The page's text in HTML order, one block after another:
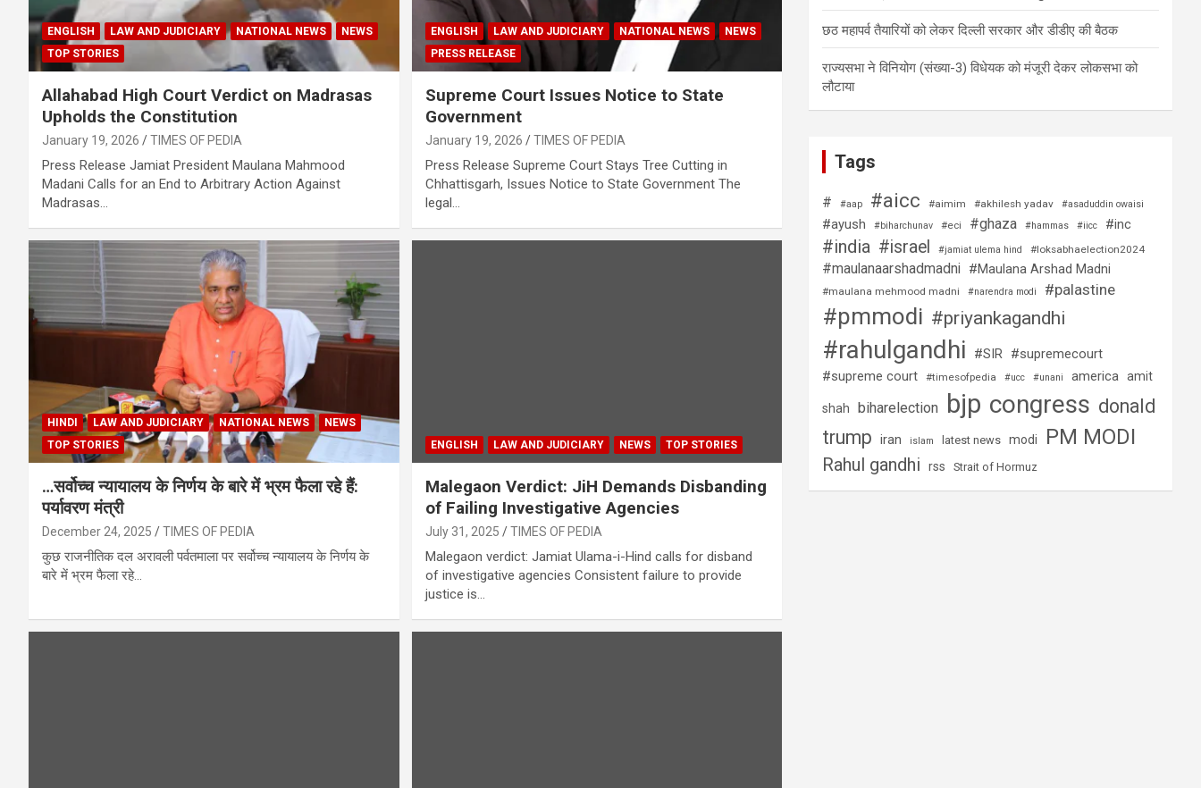
ENGLISH LAW AND JUDICIARY NATIONAL NEWS
NEWS
TOP STORIES
Allahabad High Court Verdict on Madrasas
Upholds the Constitution
January 19, 2026 TIMES OF PEDIA
Press Release Jamiat President Maulana Mahmood
Madani Calls for an End to Arbitrary Action Against
Madrasas…
ENGLISH LAW AND JUDICIARY NATIONAL NEWS
NEWS
PRESS RELEASE
Supreme Court Issues Notice to State
Government
January 19, 2026 TIMES OF PEDIA
Press Release Supreme Court Stays Tree Cutting in
Chhattisgarh, Issues Notice to State Government The
legal…
HINDI LAW AND JUDICIARY NATIONAL NEWS
NEWS
TOP STORIES
…सर्वोच्च न्यायालय के निर्णय के बारे में भ्रम फैला रहे हैं:
पर्यावरण मंत्री
December 24, 2025 TIMES OF PEDIA
कुछ राजनीतिक दल अरावली पर्वतमाला पर सर्वोच्च न्यायालय के निर्णय के
बारे में भ्रम फैला रहे…
ENGLISH LAW AND JUDICIARY NEWS TOP STORIES
Malegaon Verdict: JiH Demands Disbanding
of Failing Investigative Agencies
July 31, 2025 TIMES OF PEDIA
Malegaon verdict: Jamiat Ulama-i-Hind calls for disband
of investigative agencies Consistent failure to provide
justice is…
छठ महापर्व तैयारियों को लेकर दिल्ली सरकार और डीडीए की बैठक
राज्यसभा ने विनियोग (संख्या-3) विधेयक को मंजूरी देकर लोकसभा को
लौटाया
Tags
# #aap #aicc #aimim #akhilesh yadav #asaduddin owaisi
#ayush #biharchunav #eci #ghaza #hammas #iicc #inc
#india #israel #jamiat ulema hind #loksabhaelection2024
#maulanaarshadmadni #Maulana Arshad Madni
#maulana mehmood madni #narendra modi #palastine
#pmmodi #priyankagandhi
#rahulgandhi #SIR
#supremecourt
#supreme court
#timesofpedia #ucc #unani america amit
shah biharelection bjp congress donald
trump iran islam latest news modi PM MODI
Rahul gandhi rss Strait of Hormuz